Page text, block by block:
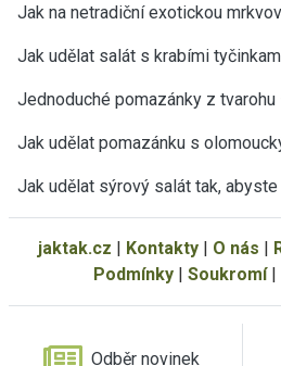
Jak na netradiční exotickou
Jak udělat salát s krabími
Jednoduché pomazánky z
Jak udělat pomazánku s
Jak udělat sýrový salát tak,
jaktak.cz | Kontakty| O nás |
Podmínky| Soukromí|
Odběr novinek